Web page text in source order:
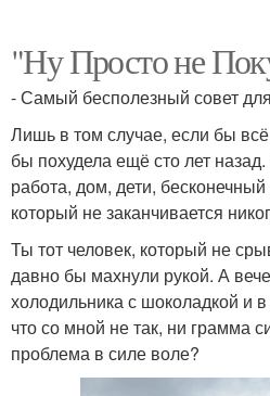
"Ну Просто не
- Самый бесполезный совет
Лишь в том случае, если бы
бы похудела ещё сто лет
работа, дом, дети, бесконечный
который не заканчивается
Ты тот человек, который не
давно бы махнули рукой. А
холодильника с шоколадкой и
что со мной не так, ни грамма
проблема в силе воле?